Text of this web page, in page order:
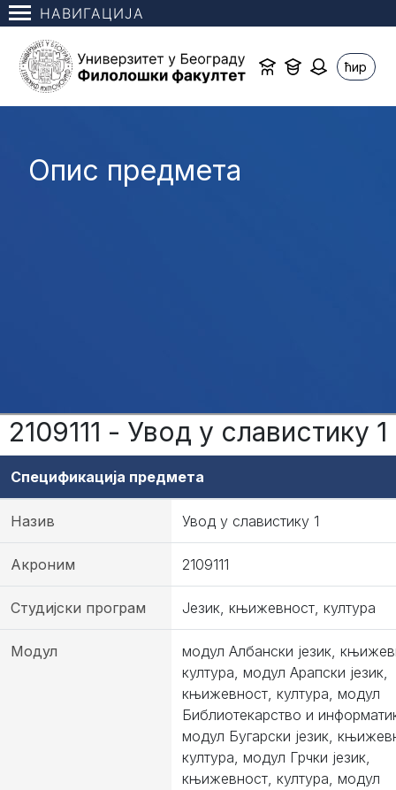
НАВИГАЦИЈА
ћир
Опис предмета
2109111 - Увод у славистику 1
Спецификација предмета
Назив Увод у славистику 1
Акроним 2109111
Студијски програм Језик, књижевност, култура
Модул
модул Албански језик,
култура, модул Арапски језик,
књижевност, култура, модул
Библиотекарство и
модул Бугарски језик,
култура, модул Грчки језик,
књижевност, култура, модул